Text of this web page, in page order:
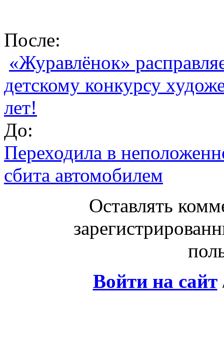
После:
«Журавлёнок»
детскому конкурсу
лет!
До:
Переходила в
сбита автомобилем
Оставлять
Войти на сайт